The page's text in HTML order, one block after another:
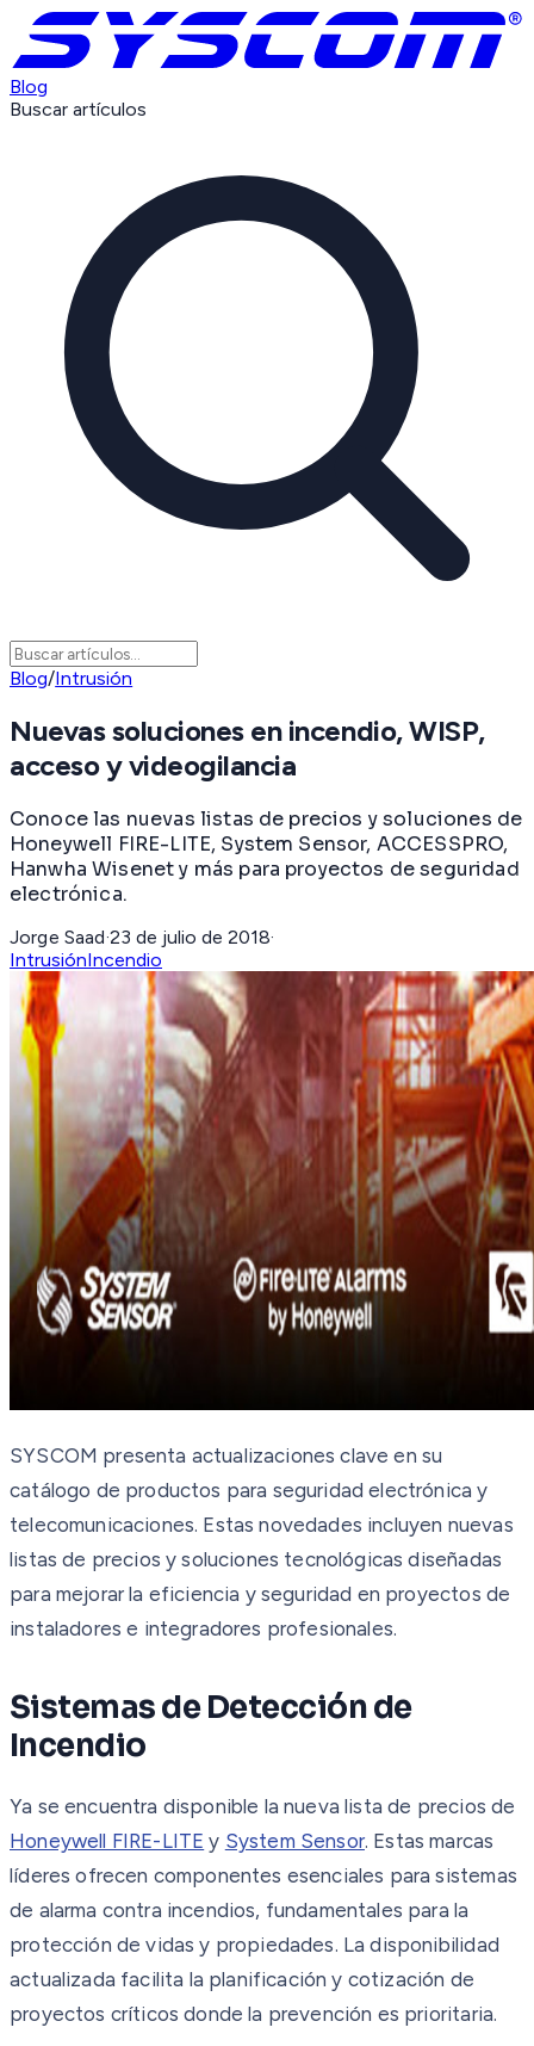
Blog
Buscar artículos
Blog/Intrusión
Nuevas soluciones en incendio, WISP,
acceso y videogilancia
Conoce las nuevas listas de precios y soluciones de
Honeywell FIRE-LITE, System Sensor, ACCESSPRO,
Hanwha Wisenet y más para proyectos de seguridad
electrónica.
Jorge Saad·23 de julio de 2018·
IntrusiónIncendio
SYSCOM presenta actualizaciones clave en su
catálogo de productos para seguridad electrónica y
telecomunicaciones. Estas novedades incluyen nuevas
listas de precios y soluciones tecnológicas diseñadas
para mejorar la eficiencia y seguridad en proyectos de
instaladores e integradores profesionales.
Sistemas de Detección de
Incendio
Ya se encuentra disponible la nueva lista de precios de
Honeywell FIRE-LITE y System Sensor. Estas marcas
líderes ofrecen componentes esenciales para sistemas
de alarma contra incendios, fundamentales para la
protección de vidas y propiedades. La disponibilidad
actualizada facilita la planificación y cotización de
proyectos críticos donde la prevención es prioritaria.